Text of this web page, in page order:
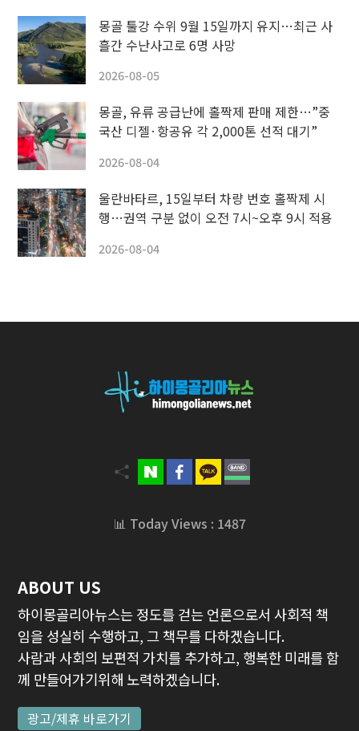
몽골 툴강 수위 9월 15일까지 유지…최근 사
흘간 수난사고로 6명 사망
2026-08-05
몽골, 유류 공급난에 홀짝제 판매 제한…”중
국산 디젤·항공유 각 2,000톤 선적 대기”
2026-08-04
울란바타르, 15일부터 차량 번호 홀짝제 시
행…권역 구분 없이 오전 7시~오후 9시 적용
2026-08-04
📊 Today Views : 1487
ABOUT US
하이몽골리아뉴스는 정도를 걷는 언론으로서 사회적 책
임을 성실히 수행하고, 그 책무를 다하겠습니다.
사람과 사회의 보편적 가치를 추가하고, 행복한 미래를 함
께 만들어가기위해 노력하겠습니다.
광고/제휴 바로가기